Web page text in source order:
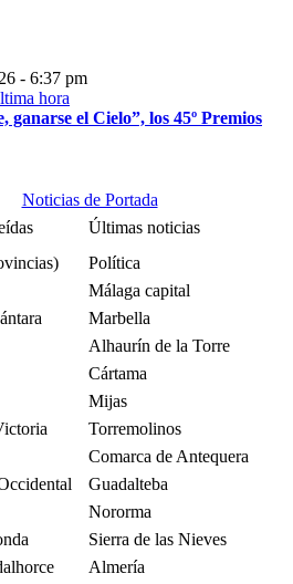
- 6:37 pm
ganarse el Cielo”, los 45º Premios
Noticias de Portada
Últimas noticias
Política
Málaga capital
Marbella
Alhaurín de la Torre
Cártama
Mijas
Torremolinos
Comarca de Antequera
Guadalteba
Nororma
Sierra de las Nieves
Almería